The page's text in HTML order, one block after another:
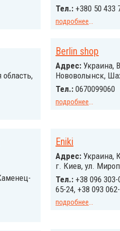
Тел.: +380 50 433
подробнее...
Berlin shop
Адрес: Украина,
Нововолынск,
Тел.: 0670099060
подробнее...
Eniki
Адрес: Украина,
г. Киев, ул.
Тел.: +38 096
65-24, +38 093
подробнее...